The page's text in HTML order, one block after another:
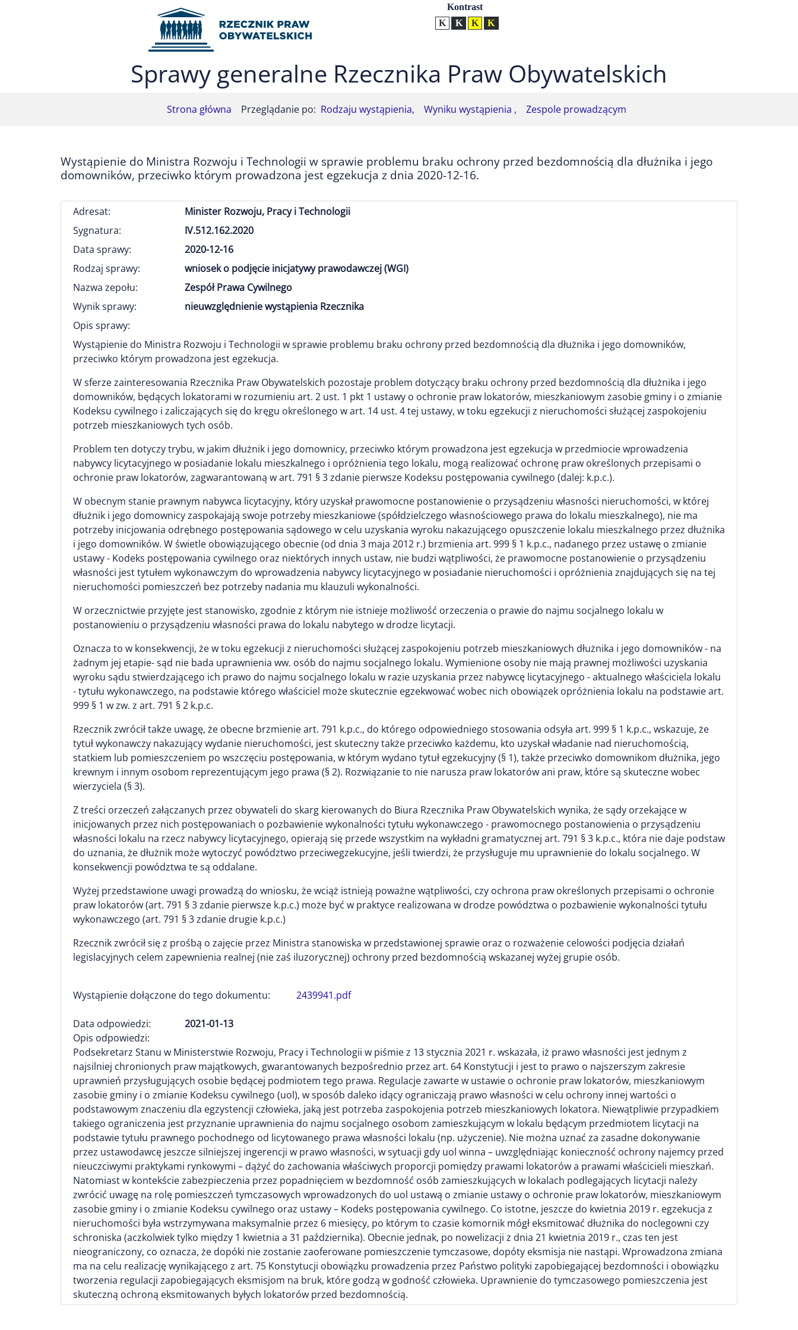
Przejdź do menu głównego (nacisnij Enter)
Przejdź do mapy serwisu (nacisnij Enter) UstawieniaKontrast
Kontrast normalny
Kontrast biały tekst na czarnym
Kontrast czarny tekst na żółtym
Sprawy generalne Rzecznika Praw Obywatelskich
Strona główna Przeglądanie po: Rodzaju wystąpienia, Wyniku wystąpienia , Zespole prowadzącym
Wystąpienie do Ministra Rozwoju i Technologii w sprawie problemu braku ochrony przed bezdomnością dla dłużnika i jego
domowników, przeciwko którym prowadzona jest egzekucja z dnia 2020-12-16.
Adresat:
Minister Rozwoju, Pracy i Technologii
Sygnatura:
IV.512.162.2020
Data sprawy:
2020-12-16
Rodzaj sprawy:
wniosek o podjęcie inicjatywy prawodawczej (WGI)
Nazwa zepołu:
Zespół Prawa Cywilnego
Wynik sprawy:
nieuwzględnienie wystąpienia Rzecznika
Opis sprawy:
Wystąpienie do Ministra Rozwoju i Technologii w sprawie problemu braku ochrony przed bezdomnością dla dłużnika i jego domowników,
przeciwko którym prowadzona jest egzekucja.
W sferze zainteresowania Rzecznika Praw Obywatelskich pozostaje problem dotyczący braku ochrony przed bezdomnością dla dłużnika i jego
domowników, będących lokatorami w rozumieniu art. 2 ust. 1 pkt 1 ustawy o ochronie praw lokatorów, mieszkaniowym zasobie gminy i o zmianie
Kodeksu cywilnego i zaliczających się do kręgu określonego w art. 14 ust. 4 tej ustawy, w toku egzekucji z nieruchomości służącej zaspokojeniu
potrzeb mieszkaniowych tych osób.
Problem ten dotyczy trybu, w jakim dłużnik i jego domownicy, przeciwko którym prowadzona jest egzekucja w przedmiocie wprowadzenia
nabywcy licytacyjnego w posiadanie lokalu mieszkalnego i opróżnienia tego lokalu, mogą realizować ochronę praw określonych przepisami o
ochronie praw lokatorów, zagwarantowaną w art. 791 § 3 zdanie pierwsze Kodeksu postępowania cywilnego (dalej: k.p.c.).
W obecnym stanie prawnym nabywca licytacyjny, który uzyskał prawomocne postanowienie o przysądzeniu własności nieruchomości, w której
dłużnik i jego domownicy zaspokajają swoje potrzeby mieszkaniowe (spółdzielczego własnościowego prawa do lokalu mieszkalnego), nie ma
potrzeby inicjowania odrębnego postępowania sądowego w celu uzyskania wyroku nakazującego opuszczenie lokalu mieszkalnego przez dłużnika
i jego domowników. W świetle obowiązującego obecnie (od dnia 3 maja 2012 r.) brzmienia art. 999 § 1 k.p.c., nadanego przez ustawę o zmianie
ustawy - Kodeks postępowania cywilnego oraz niektórych innych ustaw, nie budzi wątpliwości, że prawomocne postanowienie o przysądzeniu
własności jest tytułem wykonawczym do wprowadzenia nabywcy licytacyjnego w posiadanie nieruchomości i opróżnienia znajdujących się na tej
nieruchomości pomieszczeń bez potrzeby nadania mu klauzuli wykonalności.
W orzecznictwie przyjęte jest stanowisko, zgodnie z którym nie istnieje możliwość orzeczenia o prawie do najmu socjalnego lokalu w
postanowieniu o przysądzeniu własności prawa do lokalu nabytego w drodze licytacji.
Oznacza to w konsekwencji, że w toku egzekucji z nieruchomości służącej zaspokojeniu potrzeb mieszkaniowych dłużnika i jego domowników - na
żadnym jej etapie- sąd nie bada uprawnienia ww. osób do najmu socjalnego lokalu. Wymienione osoby nie mają prawnej możliwości uzyskania
wyroku sądu stwierdzającego ich prawo do najmu socjalnego lokalu w razie uzyskania przez nabywcę licytacyjnego - aktualnego właściciela lokalu
- tytułu wykonawczego, na podstawie którego właściciel może skutecznie egzekwować wobec nich obowiązek opróżnienia lokalu na podstawie art.
999 § 1 w zw. z art. 791 § 2 k.p.c.
Rzecznik zwrócił także uwagę, że obecne brzmienie art. 791 k.p.c., do którego odpowiedniego stosowania odsyła art. 999 § 1 k.p.c., wskazuje, że
tytuł wykonawczy nakazujący wydanie nieruchomości, jest skuteczny także przeciwko każdemu, kto uzyskał władanie nad nieruchomością,
statkiem lub pomieszczeniem po wszczęciu postępowania, w którym wydano tytuł egzekucyjny (§ 1), także przeciwko domownikom dłużnika, jego
krewnym i innym osobom reprezentującym jego prawa (§ 2). Rozwiązanie to nie narusza praw lokatorów ani praw, które są skuteczne wobec
wierzyciela (§ 3).
Z treści orzeczeń załączanych przez obywateli do skarg kierowanych do Biura Rzecznika Praw Obywatelskich wynika, że sądy orzekające w
inicjowanych przez nich postępowaniach o pozbawienie wykonalności tytułu wykonawczego - prawomocnego postanowienia o przysądzeniu
własności lokalu na rzecz nabywcy licytacyjnego, opierają się przede wszystkim na wykładni gramatycznej art. 791 § 3 k.p.c., która nie daje podstaw
do uznania, że dłużnik może wytoczyć powództwo przeciwegzekucyjne, jeśli twierdzi, że przysługuje mu uprawnienie do lokalu socjalnego. W
konsekwencji powództwa te są oddalane.
Wyżej przedstawione uwagi prowadzą do wniosku, że wciąż istnieją poważne wątpliwości, czy ochrona praw określonych przepisami o ochronie
praw lokatorów (art. 791 § 3 zdanie pierwsze k.p.c.) może być w praktyce realizowana w drodze powództwa o pozbawienie wykonalności tytułu
wykonawczego (art. 791 § 3 zdanie drugie k.p.c.)
Rzecznik zwrócił się z prośbą o zajęcie przez Ministra stanowiska w przedstawionej sprawie oraz o rozważenie celowości podjęcia działań
legislacyjnych celem zapewnienia realnej (nie zaś iluzorycznej) ochrony przed bezdomnością wskazanej wyżej grupie osób.
Wystąpienie dołączone do tego dokumentu: 2439941.pdf
Data odpowiedzi:
2021-01-13
Opis odpowiedzi:
Podsekretarz Stanu w Ministerstwie Rozwoju, Pracy i Technologii w piśmie z 13 stycznia 2021 r. wskazała, iż prawo własności jest jednym z
najsilniej chronionych praw majątkowych, gwarantowanych bezpośrednio przez art. 64 Konstytucji i jest to prawo o najszerszym zakresie
uprawnień przysługujących osobie będącej podmiotem tego prawa. Regulacje zawarte w ustawie o ochronie praw lokatorów, mieszkaniowym
zasobie gminy i o zmianie Kodeksu cywilnego (uol), w sposób daleko idący ograniczają prawo własności w celu ochrony innej wartości o
podstawowym znaczeniu dla egzystencji człowieka, jaką jest potrzeba zaspokojenia potrzeb mieszkaniowych lokatora. Niewątpliwie przypadkiem
takiego ograniczenia jest przyznanie uprawnienia do najmu socjalnego osobom zamieszkującym w lokalu będącym przedmiotem licytacji na
podstawie tytułu prawnego pochodnego od licytowanego prawa własności lokalu (np. użyczenie). Nie można uznać za zasadne dokonywanie
przez ustawodawcę jeszcze silniejszej ingerencji w prawo własności, w sytuacji gdy uol winna – uwzględniając konieczność ochrony najemcy przed
nieuczciwymi praktykami rynkowymi – dążyć do zachowania właściwych proporcji pomiędzy prawami lokatorów a prawami właścicieli mieszkań.
Natomiast w kontekście zabezpieczenia przez popadnięciem w bezdomność osób zamieszkujących w lokalach podlegających licytacji należy
zwrócić uwagę na rolę pomieszczeń tymczasowych wprowadzonych do uol ustawą o zmianie ustawy o ochronie praw lokatorów, mieszkaniowym
zasobie gminy i o zmianie Kodeksu cywilnego oraz ustawy – Kodeks postępowania cywilnego. Co istotne, jeszcze do kwietnia 2019 r. egzekucja z
nieruchomości była wstrzymywana maksymalnie przez 6 miesięcy, po którym to czasie komornik mógł eksmitować dłużnika do noclegowni czy
schroniska (aczkolwiek tylko między 1 kwietnia a 31 października). Obecnie jednak, po nowelizacji z dnia 21 kwietnia 2019 r., czas ten jest
nieograniczony, co oznacza, że dopóki nie zostanie zaoferowane pomieszczenie tymczasowe, dopóty eksmisja nie nastąpi. Wprowadzona zmiana
ma na celu realizację wynikającego z art. 75 Konstytucji obowiązku prowadzenia przez Państwo polityki zapobiegającej bezdomności i obowiązku
tworzenia regulacji zapobiegających eksmisjom na bruk, które godzą w godność człowieka. Uprawnienie do tymczasowego pomieszczenia jest
skuteczną ochroną eksmitowanych byłych lokatorów przed bezdomnością.